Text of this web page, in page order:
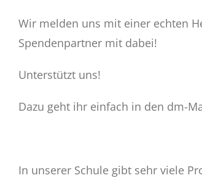
Wir melden uns mit einer echten
Spendenpartner mit dabei!
Unterstützt uns!
Dazu geht ihr einfach in den dm-
In unserer Schule gibt sehr viele